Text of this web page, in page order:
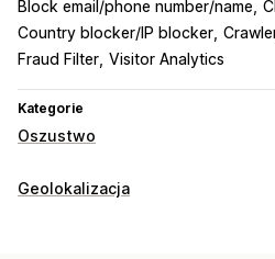
Block email/phone number/name
Country blocker/IP blocker
Fraud Filter Visitor Analytics
Kategorie
Oszustwo
Typy oszustw
Geolokalizacja